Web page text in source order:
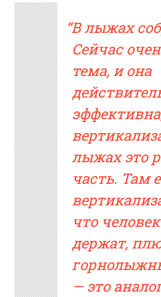
В лыжах
Сейчас
тема, и она
лыжах это
часть. Там
что
держат,
— это